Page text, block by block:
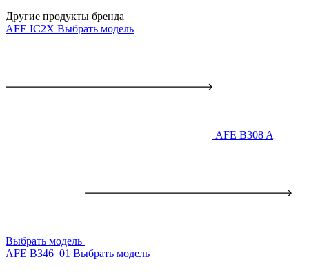
Другие продукты бренда
AFE IC2X Выбрать модель
AFE B308 A
Выбрать модель
AFE B346_01 Выбрать модель